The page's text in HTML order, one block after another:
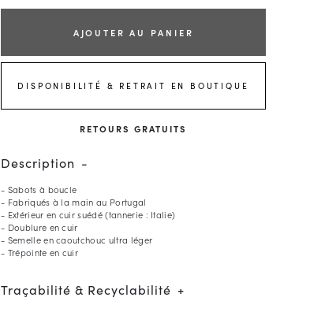
AJOUTER AU PANIER
DISPONIBILITÉ & RETRAIT EN BOUTIQUE
RETOURS GRATUITS
Description
- Sabots à boucle
- Fabriqués à la main au Portugal
- Extérieur en cuir suédé (tannerie : Italie)
- Doublure en cuir
- Semelle en caoutchouc ultra léger
- Trépointe en cuir
Traçabilité & Recyclabilité